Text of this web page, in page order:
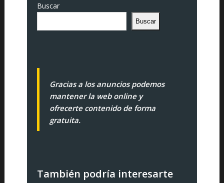
Buscar
Buscar
Gracias a los anuncios podemos
mantener la web online y
ofrecerte contenido de forma
gratuita.
También podría interesarte